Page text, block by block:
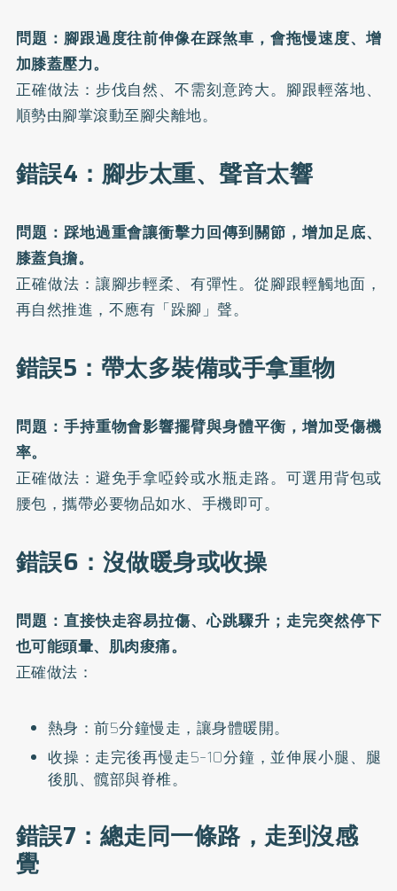
問題：腳跟過度往前伸像在踩煞車，會拖慢速度、增
加膝蓋壓力。
正確做法：步伐自然、不需刻意跨大。腳跟輕落地、
順勢由腳掌滾動至腳尖離地。
錯誤4：腳步太重、聲音太響
問題：踩地過重會讓衝擊力回傳到關節，增加足底、
膝蓋負擔。
正確做法：讓腳步輕柔、有彈性。從腳跟輕觸地面，
再自然推進，不應有「跺腳」聲。
錯誤5：帶太多裝備或手拿重物
問題：手持重物會影響擺臂與身體平衡，增加受傷機
率。
正確做法：避免手拿啞鈴或水瓶走路。可選用背包或
腰包，攜帶必要物品如水、手機即可。
錯誤6：沒做暖身或收操
問題：直接快走容易拉傷、心跳驟升；走完突然停下
也可能頭暈、肌肉痠痛。
正確做法：
熱身：前5分鐘慢走，讓身體暖開。
收操：走完後再慢走5–10分鐘，並伸展小腿、腿
後肌、髖部與脊椎。
錯誤7：總走同一條路，走到沒感
覺